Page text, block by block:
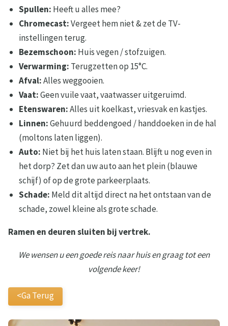
Spullen: Heeft u alles mee?
Chromecast:Vergeet hem niet & zet de TV-
instellingen terug.
Bezemschoon: Huis vegen / stofzuigen.
Verwarming: Terugzetten op 15°C.
Afval:Alles weggooien.
Vaat:Geen vuile vaat, vaatwasser uitgeruimd.
Etenswaren:Alles uit koelkast, vriesvak en kastjes.
Linnen:Gehuurd beddengoed / handdoeken in de hal
(moltons laten liggen).
Auto: Niet bij het huis laten staan. Blijft u nog even in
het dorp? Zet dan uw auto aan het plein (blauwe
schijf) of op de grote parkeerplaats.
Schade: Meld dit altijd direct na het ontstaan van de
schade, zowel kleine als grote schade.
Ramen en deuren sluiten bij vertrek.
We wensen u een goede reis naar huis en graag tot een
volgende keer!
<Ga Terug